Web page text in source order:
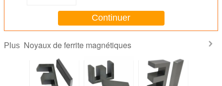
Continuer
Plus Noyaux de ferrite magnétiques